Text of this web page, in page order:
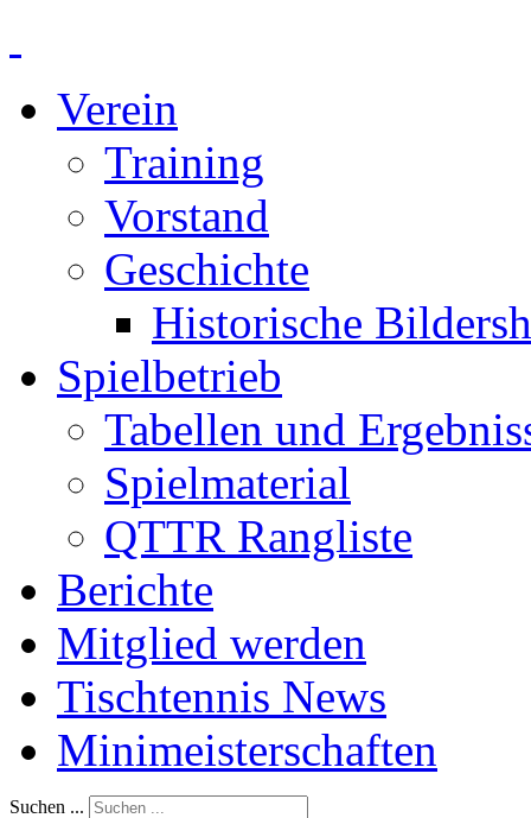
Verein
Training
Vorstand
Geschichte
Historische
Spielbetrieb
Tabellen und
Spielmaterial
QTTR Rangliste
Berichte
Mitglied werden
Tischtennis News
Minimeisterschaften
Suchen ...